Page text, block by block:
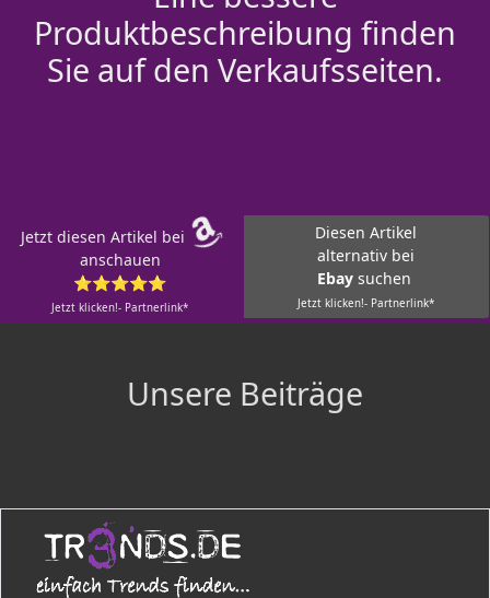
Produktbeschreibung finden
Sie auf den Verkaufsseiten.
Jetzt diesen Artikel bei
anschauen
⭐⭐⭐⭐⭐
Jetzt klicken!- Partnerlink*
Diesen Artikel
alternativ bei
Ebay suchen
Jetzt klicken!- Partnerlink*
Unsere Beiträge